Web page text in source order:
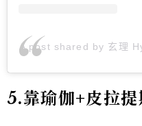
A post shared by 玄理
5.靠瑜伽+皮拉